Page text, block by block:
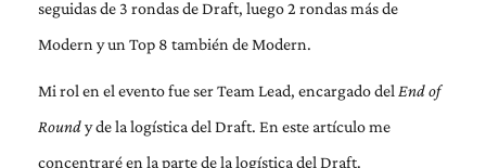
seguidas de 3 rondas de Draft, luego 2 rondas más de
Modern y un Top 8 también de Modern.
Mi rol en el evento fue ser Team Lead, encargado del End of
Roundy de la logística del Draft. En este artículo me
concentraré en la parte de la logística del Draft.